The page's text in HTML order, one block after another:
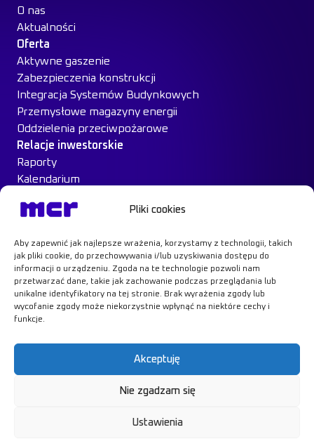
Pliki cookies
Aby zapewnić jak najlepsze wrażenia, korzystamy z technologii, takich
jak pliki cookie, do przechowywania i/lub uzyskiwania dostępu do
informacji o urządzeniu. Zgoda na te technologie pozwoli nam
przetwarzać dane, takie jak zachowanie podczas przeglądania lub
unikalne identyfikatory na tej stronie. Brak wyrażenia zgody lub
wycofanie zgody może niekorzystnie wpłynąć na niektóre cechy i
funkcje.
Akceptuję
Nie zgadzam się
Ustawienia
O nas
Aktualności
Oferta
Aktywne gaszenie
Zabezpieczenia konstrukcji
Integracja Systemów Budynkowych
Przemysłowe magazyny energii
Oddzielenia przeciwpożarowe
Relacje inwestorskie
Raporty
Kalendarium
Materiały inwestorskie
Case Study
Kontakt
Dowiedz się więcej